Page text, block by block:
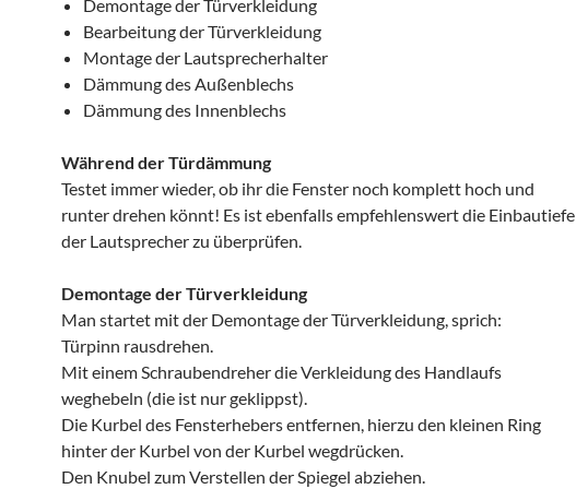
Demontage der Türverkleidung
Bearbeitung der Türverkleidung
Montage der Lautsprecherhalter
Dämmung des Außenblechs
Dämmung des Innenblechs
Während der Türdämmung
Testet immer wieder, ob ihr die Fenster noch komplett hoch und
runter drehen könnt! Es ist ebenfalls empfehlenswert die Einbautiefe
der Lautsprecher zu überprüfen.
Demontage der Türverkleidung
Man startet mit der Demontage der Türverkleidung, sprich:
Türpinn rausdrehen.
Mit einem Schraubendreher die Verkleidung des Handlaufs
weghebeln (die ist nur geklippst).
Die Kurbel des Fensterhebers entfernen, hierzu den kleinen Ring
hinter der Kurbel von der Kurbel wegdrücken.
Den Knubel zum Verstellen der Spiegel abziehen.